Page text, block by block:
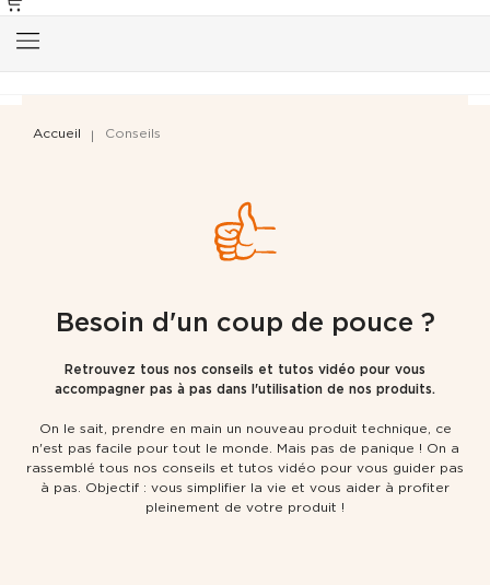
Accueil Conseils
Besoin d'un coup de pouce ?
Retrouvez tous nos conseils et tutos vidéo pour vous
accompagner pas à pas dans l'utilisation de nos produits.
On le sait, prendre en main un nouveau produit technique, ce
n'est pas facile pour tout le monde. Mais pas de panique ! On a
rassemblé tous nos conseils et tutos vidéo pour vous guider pas
à pas. Objectif : vous simplifier la vie et vous aider à profiter
pleinement de votre produit !